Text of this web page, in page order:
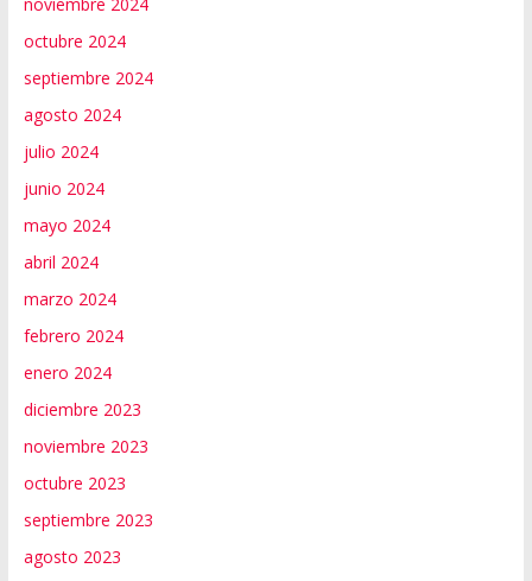
octubre 2024
septiembre 2024
agosto 2024
julio 2024
junio 2024
mayo 2024
abril 2024
marzo 2024
febrero 2024
enero 2024
diciembre 2023
noviembre 2023
octubre 2023
septiembre 2023
agosto 2023